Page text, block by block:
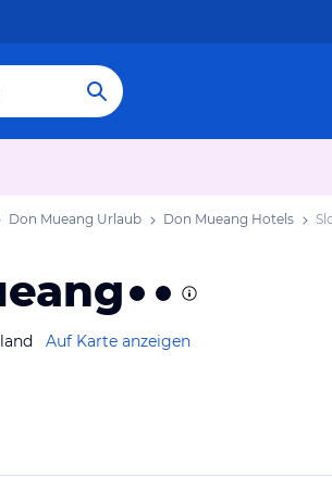
Don Mueang Urlaub Don Mueang Hotels
Auf Karte anzeigen